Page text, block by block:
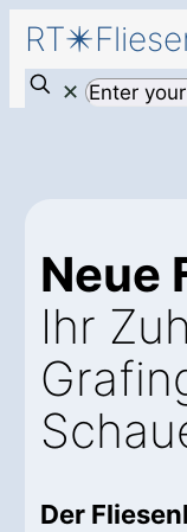
✕
Neue
Ihr
Der